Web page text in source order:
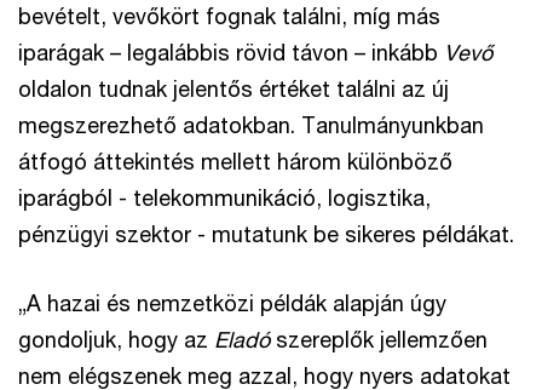
bevételt, vevőkört fognak találni, míg más
iparágak – legalábbis rövid távon – inkább Vevő
oldalon tudnak jelentős értéket találni az új
megszerezhető adatokban. Tanulmányunkban
átfogó áttekintés mellett három különböző
iparágból - telekommunikáció, logisztika,
pénzügyi szektor - mutatunk be sikeres példákat.
„A hazai és nemzetközi példák alapján úgy
gondoljuk, hogy az Eladószereplők jellemzően
nem elégszenek meg azzal, hogy nyers adatokat